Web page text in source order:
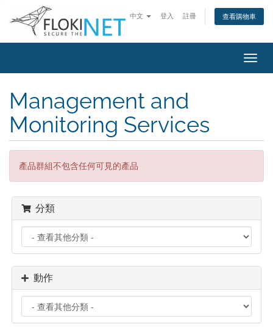
中文 登入 註冊 查看購物車
切
換
Management and
Monitoring Services
產品群組不包含任何可見的產品
分類
動作